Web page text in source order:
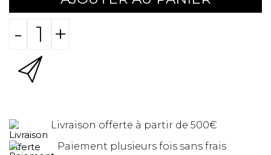
- +
Livraison offerte à partir de 500€
Paiement plusieurs fois sans frais